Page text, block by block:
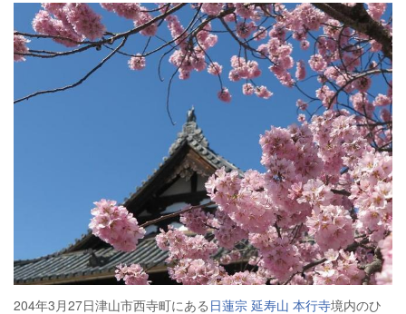
204年3月27日津山市西寺町にある 日蓮宗 延寿山 本行寺境内のひ